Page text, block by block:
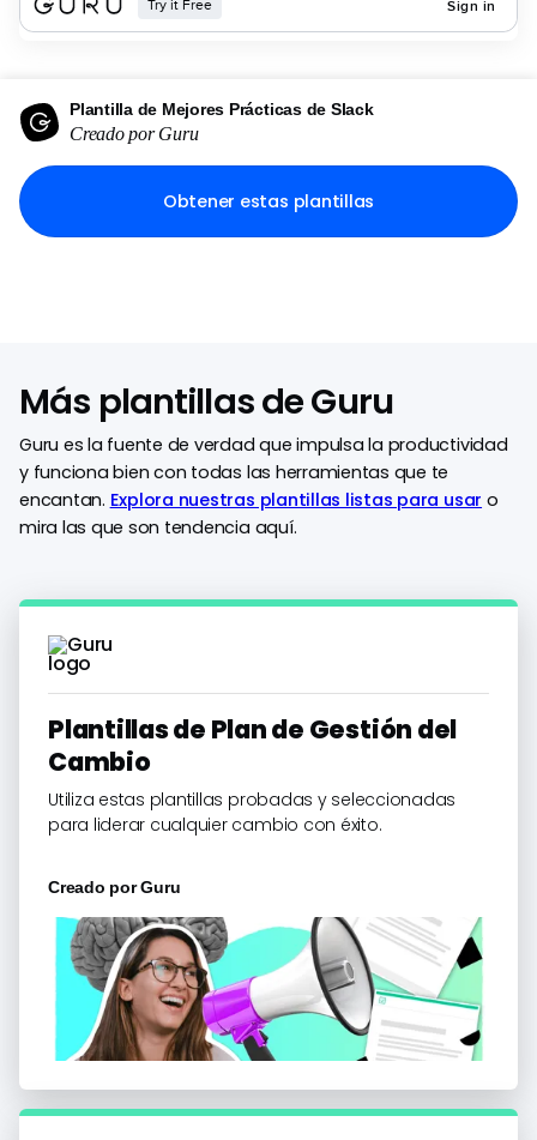
Plantilla de Mejores Prácticas de Slack
Creado por Guru
Obtener estas plantillas
Más plantillas de Guru
Guru es la fuente de verdad que impulsa la productividad
y funciona bien con todas las herramientas que te
encantan. Explora nuestras plantillas listas para usar o
mira las que son tendencia aquí.
Plantillas de Plan de Gestión del
Cambio
Utiliza estas plantillas probadas y seleccionadas
para liderar cualquier cambio con éxito.
Creado porGuru